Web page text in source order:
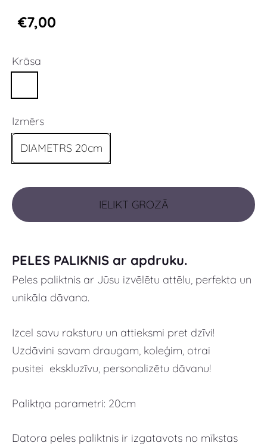
€7,00
Krāsa
Izmērs
DIAMETRS 20cm
IELIKT GROZĀ
PELES PALIKNIS ar apdruku.
Peles paliktnis ar Jūsu izvēlētu attēlu, perfekta un
unikāla dāvana.
Izcel savu raksturu un attieksmi pret dzīvi!
Uzdāvini savam draugam, koleģim, otrai
pusitei ekskluzīvu, personalizētu dāvanu!
Paliktņa parametri: 20cm
Datora peles paliktnis ir izgatavots no mīkstas